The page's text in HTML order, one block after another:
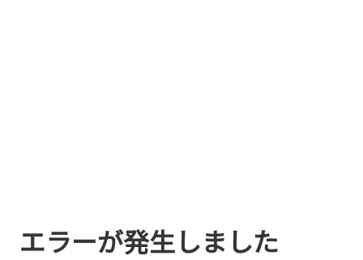
エラーが発生しました